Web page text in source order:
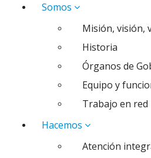
Somos
Misión, visión,
Historia
Órganos de
Equipo y
Trabajo en red
Hacemos
Atención